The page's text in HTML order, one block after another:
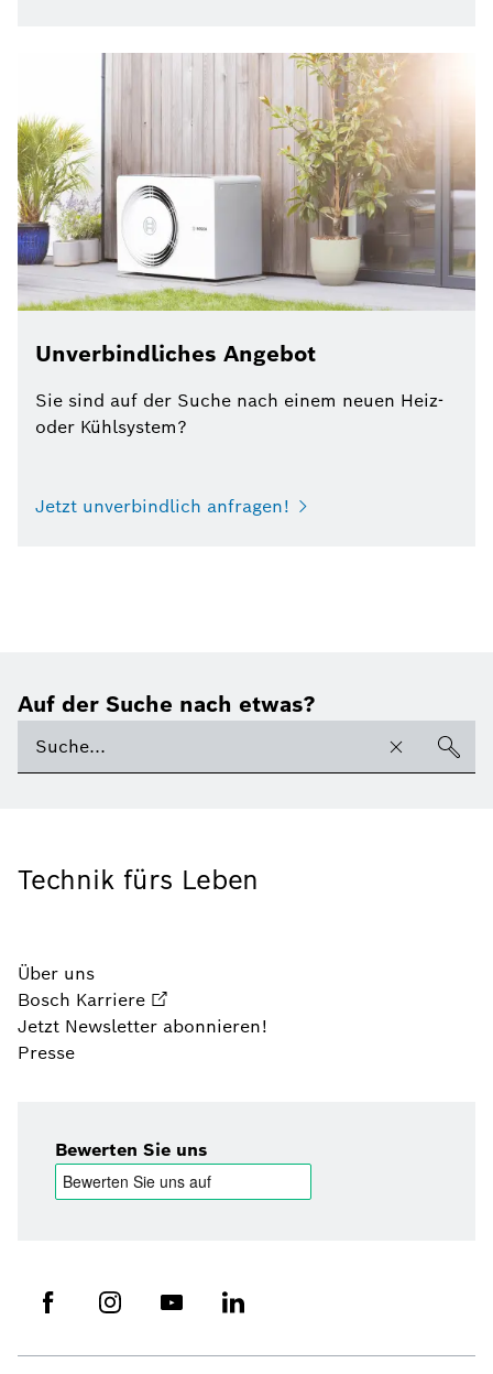
Unverbindliches Angebot
Sie sind auf der Suche nach einem neuen Heiz-
oder Kühlsystem?
Jetzt unverbindlich anfragen!
Auf der Suche nach etwas?
Technik fürs Leben
Über uns
Bosch Karriere
Jetzt Newsletter abonnieren!
Presse
Bewerten Sie uns